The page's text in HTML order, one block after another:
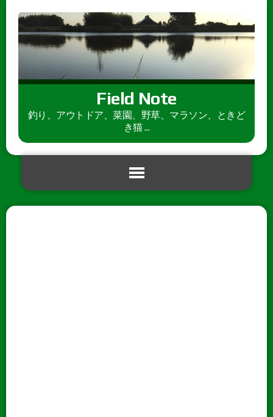
Field Note
釣り、アウトドア、菜園、野草、マラソン、ときど
き猫 ...